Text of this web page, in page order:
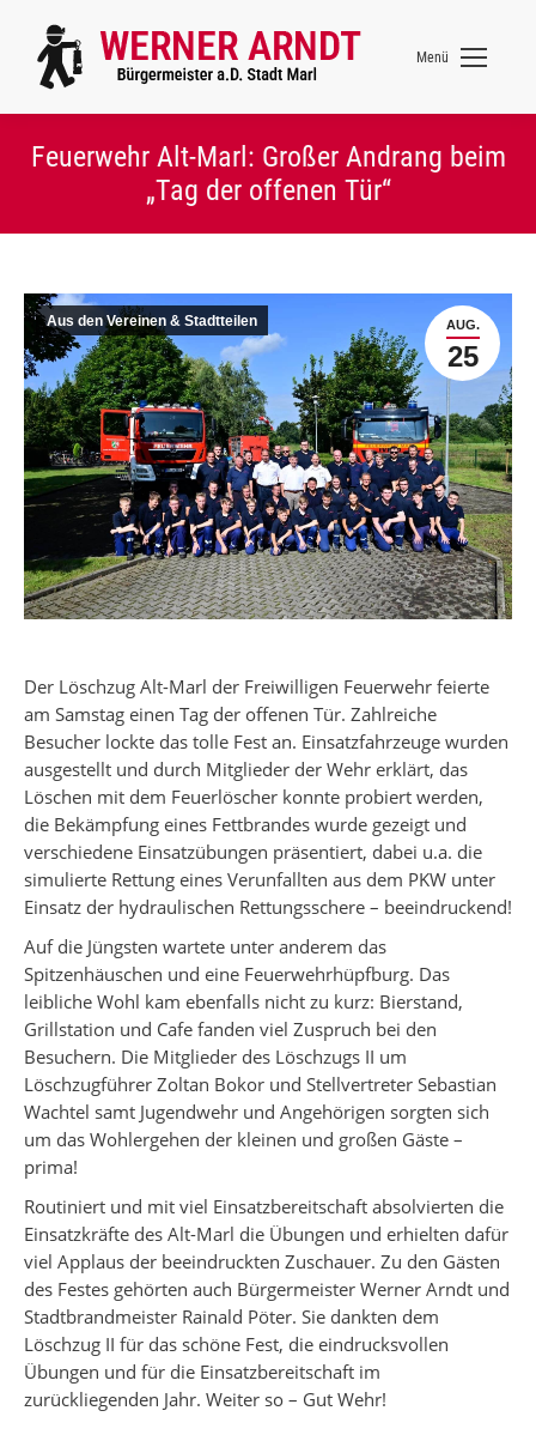
Menü
Feuerwehr Alt-Marl: Großer Andrang beim
„Tag der offenen Tür“
AUG.
25
Aus den Vereinen & Stadtteilen
Der Löschzug Alt-Marl der Freiwilligen Feuerwehr feierte
am Samstag einen Tag der offenen Tür. Zahlreiche
Besucher lockte das tolle Fest an. Einsatzfahrzeuge wurden
ausgestellt und durch Mitglieder der Wehr erklärt, das
Löschen mit dem Feuerlöscher konnte probiert werden,
die Bekämpfung eines Fettbrandes wurde gezeigt und
verschiedene Einsatzübungen präsentiert, dabei u.a. die
simulierte Rettung eines Verunfallten aus dem PKW unter
Einsatz der hydraulischen Rettungsschere – beeindruckend!
Auf die Jüngsten wartete unter anderem das
Spitzenhäuschen und eine Feuerwehrhüpfburg. Das
leibliche Wohl kam ebenfalls nicht zu kurz: Bierstand,
Grillstation und Cafe fanden viel Zuspruch bei den
Besuchern. Die Mitglieder des Löschzugs II um
Löschzugführer Zoltan Bokor und Stellvertreter Sebastian
Wachtel samt Jugendwehr und Angehörigen sorgten sich
um das Wohlergehen der kleinen und großen Gäste –
prima!
Routiniert und mit viel Einsatzbereitschaft absolvierten die
Einsatzkräfte des Alt-Marl die Übungen und erhielten dafür
viel Applaus der beeindruckten Zuschauer. Zu den Gästen
des Festes gehörten auch Bürgermeister Werner Arndt und
Stadtbrandmeister Rainald Pöter. Sie dankten dem
Löschzug II für das schöne Fest, die eindrucksvollen
Übungen und für die Einsatzbereitschaft im
zurückliegenden Jahr. Weiter so – Gut Wehr!